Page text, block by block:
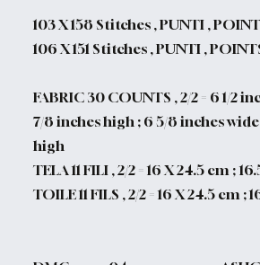
103 X 158 Stitches , PUNTI ,
106 X 151 Stitches , PUNTI ,
FABRIC 30 COUNTS , 2/2 = 6 1/2
7/8 inches high ; 6 5/8 inches wide
high
TELA 11 FILI , 2/2 =16 X 24.5 cm ;
TOILE 11 FILS , 2/2 = 16 X 24.5 cm ;